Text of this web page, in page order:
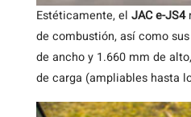
Estéticamente, el JAC e-JS4
de combustión, así como
de ancho y 1.660 mm de
de carga (ampliables hasta